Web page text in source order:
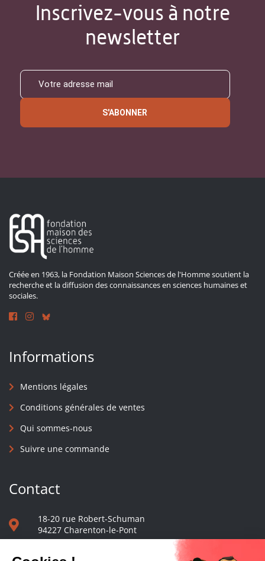
Inscrivez-vous à notre
newsletter
S'ABONNER
Créée en 1963, la Fondation Maison Sciences de l'Homme soutient la
recherche et la diffusion des connaissances en sciences humaines et
sociales.
Informations
Mentions légales
Conditions générales de ventes
Qui sommes-nous
Suivre une commande
Contact
18-20 rue Robert-Schuman
94227 Charenton-le-Pont